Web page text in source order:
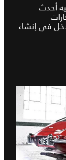
أحدث
في إنشاء